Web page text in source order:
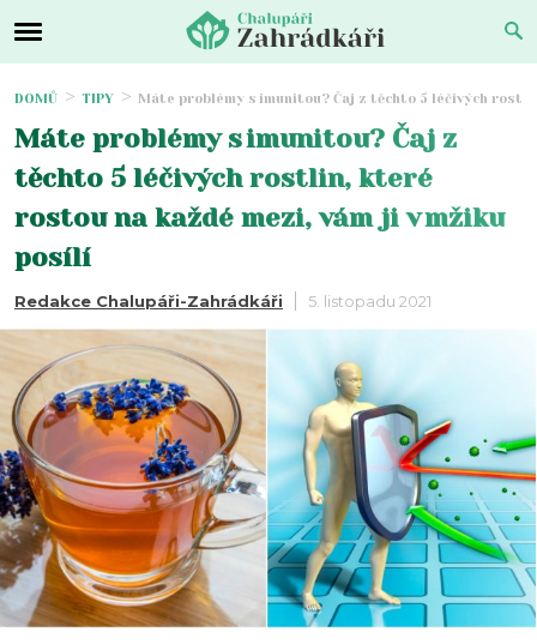
DOMŮ TIPY Máte problémy s imunitou? Čaj z těchto 5 léčivých
Máte problémy s imunitou? Čaj z
těchto 5 léčivých rostlin, které
rostou na každé mezi, vám ji v mžiku
posílí
Redakce Chalupáři-Zahrádkáři 5. listopadu 2021